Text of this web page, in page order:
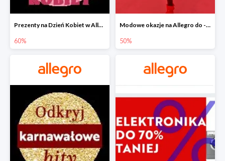
Prezenty na Dzień Kobiet w Allegro do -60%
60%
Modowe okazje na Allegro do -50%
50%